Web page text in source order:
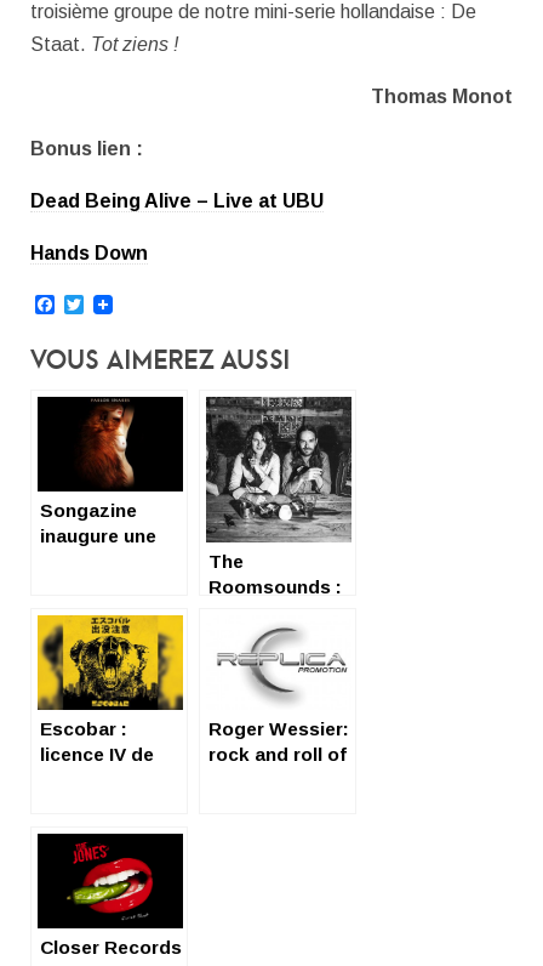
troisième groupe de notre mini-serie hollandaise : De
Staat. Tot ziens !
Thomas Monot
Bonus lien :
Dead Being Alive – Live at UBU
Hands Down
Facebook
Twitter
Vous Aimerez Aussi
Songazine
inaugure une
Youtube !)
The
Roomsounds :
save my soul »
Escobar :
licence IV de
Roger Wessier:
rock and roll of
Closer Records